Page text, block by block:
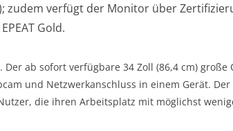
zudem verfügt der Monitor über
Gold.
Der ab sofort verfügbare 34 Zoll (86,4 cm) große
und Netzwerkanschluss in einem Gerät.
die ihren Arbeitsplatz mit möglichst